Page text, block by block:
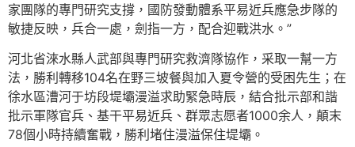
家團隊的專門研究支撐，國防發動體系平易近兵應急步隊的
敏捷反映，兵合一處，劍指一方，配合迎戰洪水。”
河北省淶水縣人武部與專門研究救濟隊協作，采取一幫一方
法，勝利轉移104名在野三坡餐與加入夏令營的受困先生；在
徐水區漕河于坊段堤壩漫溢求助緊急時辰，結合批示部和諧
批示軍隊官兵、基干平易近兵、群眾志愿者1000余人，顛末
78個小時持續奮戰，勝利堵住漫溢保住堤壩。